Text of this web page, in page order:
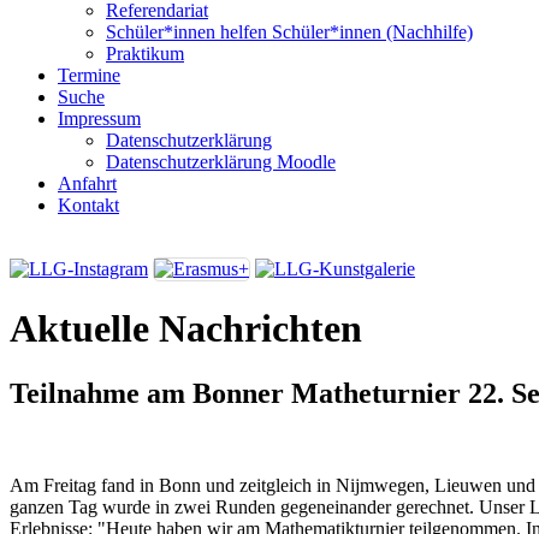
Referendariat
Schüler*innen helfen Schüler*innen (Nachhilfe)
Praktikum
Termine
Suche
Impressum
Datenschutzerklärung
Datenschutzerklärung Moodle
Anfahrt
Kontakt
Aktuelle Nachrichten
Teilnahme am Bonner Matheturnier 22.
Am Freitag fand in Bonn und zeitgleich in Nijmwegen, Lieuwen und
ganzen Tag wurde in zwei Runden gegeneinander gerechnet. Unser
Erlebnisse: "Heute haben wir am Mathematikturnier teilgenommen.